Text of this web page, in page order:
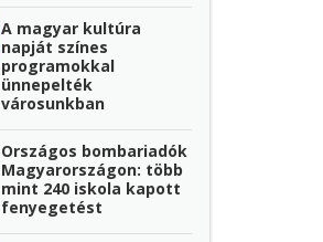
A magyar kultúra
napját színes
programokkal
ünnepelték
városunkban
Országos bombariadók
Magyarországon: több
mint 240 iskola kapott
fenyegetést